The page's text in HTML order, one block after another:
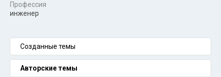
Профессия
инженер
Созданные темы
Авторские темы